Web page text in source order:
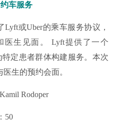
车服务
或Uber的乘车服务协议，
医生见面。 Lyft提供了一个
定患者群体构建服务。本次
生的预约会面。
Rodoper
50